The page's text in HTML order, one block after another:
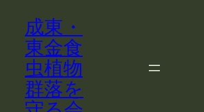
成東・
東金食
虫植物
群落を